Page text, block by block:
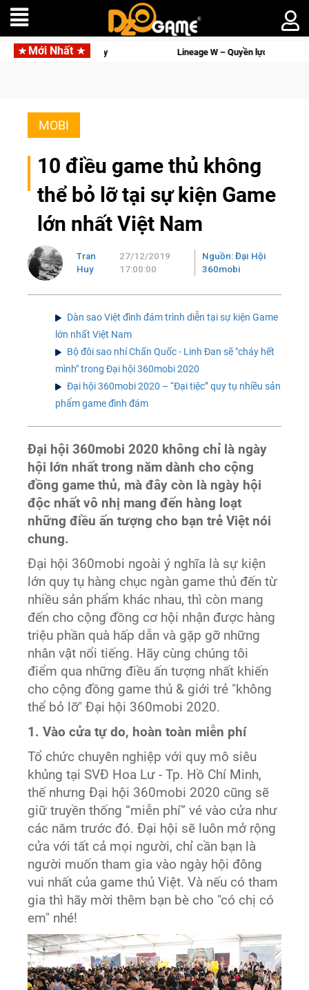
Mới Nhất
Lineage W – Quyền lực và tài phú sẽ về tay kẻ đoạt được Vương Quyền
MOBI
10 điều game thủ không
thể bỏ lỡ tại sự kiện Game
lớn nhất Việt Nam
Tran
Huy
27/12/2019
17:00:00
Nguồn: Đại Hội
360mobi
Dàn sao Việt đình đám trình diễn tại sự kiện Game
lớn nhất Việt Nam
Bộ đôi sao nhí Chấn Quốc - Linh Đan sẽ "cháy hết
mình" trong Đại hội 360mobi 2020
Đại hội 360mobi 2020 – “Đại tiệc” quy tụ nhiều sản
phẩm game đình đám
Đại hội 360mobi 2020 không chỉ là ngày
hội lớn nhất trong năm dành cho cộng
đồng game thủ, mà đây còn là ngày hội
độc nhất vô nhị mang đến hàng loạt
những điều ấn tượng cho bạn trẻ Việt nói
chung.
Đại hội 360mobi ngoài ý nghĩa là sự kiện
lớn quy tụ hàng chục ngàn game thủ đến từ
nhiều sản phẩm khác nhau, thì còn mang
đến cho cộng đồng cơ hội nhận được hàng
triệu phần quà hấp dẫn và gặp gỡ những
nhân vật nổi tiếng. Hãy cùng chúng tôi
điểm qua những điều ấn tượng nhất khiến
cho cộng đồng game thủ & giới trẻ "không
thể bỏ lỡ" Đại hội 360mobi 2020.
1. Vào cửa tự do, hoàn toàn miễn phí
Tổ chức chuyên nghiệp với quy mô siêu
khủng tại SVĐ Hoa Lư - Tp. Hồ Chí Minh,
thế nhưng Đại hội 360mobi 2020 cũng sẽ
giữ truyền thống “miễn phí” vé vào cửa như
các năm trước đó. Đại hội sẽ luôn mở rộng
cửa với tất cả mọi người, chỉ cần bạn là
người muốn tham gia vào ngày hội đông
vui nhất của game thủ Việt. Và nếu có tham
gia thì hãy mời thêm bạn bè cho "có chị có
em" nhé!